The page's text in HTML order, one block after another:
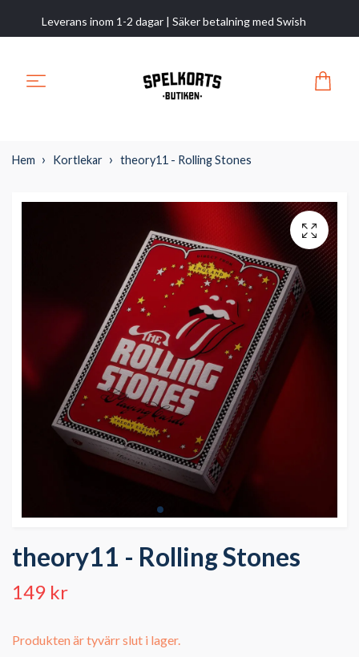
Leverans inom 1-2 dagar | Säker betalning med Swish
Hem Kortlekar theory11 - Rolling Stones
theory11 - Rolling Stones
149 kr
Produkten är tyvärr slut i lager.